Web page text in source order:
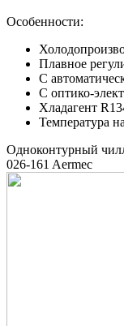
Особенности:
Плавное
С
С оптико-
Хладагент
Температура
Одноконтурный
026-161 Aermec